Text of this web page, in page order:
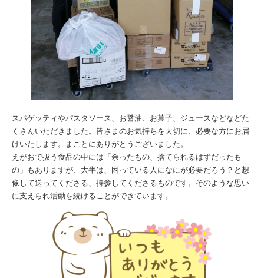
スパゲッティやパスタソース、お醤油、お菓子、ジュースなどなどた
くさんいただきました。皆さまのお気持ちを大切に、必要な方にお届
けいたします。まことにありがとうございました。
えがおで扱う食品の中には「余ったもの、捨てられるはずだったも
の」もありますが、大半は、困っている人になにが必要だろう？と想
像して送ってくださる、持参してくださるものです。そのような思い
に支えられ活動を続けることができています。